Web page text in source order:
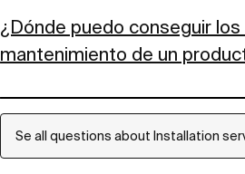
¿Dónde puedo conseguir
mantenimiento de un
Se all questions about Installation